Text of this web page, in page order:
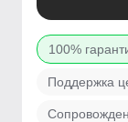
100%
Поддержка